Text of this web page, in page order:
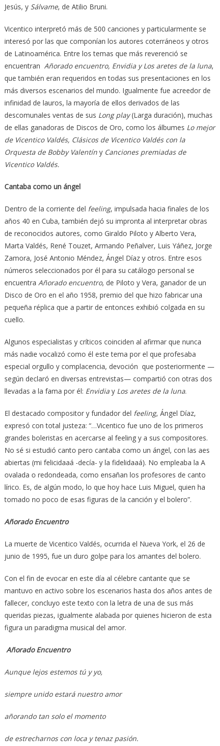
Jesús, y Sálvame, de Atilio Bruni.
Vicentico interpretó más de 500 canciones y particularmente se
interesó por las que componían los autores coterráneos y otros
de Latinoamérica. Entre los temas que más reverenció se
encuentran Añorado encuentro, Envidia y Los aretes de la luna,
que también eran requeridos en todas sus presentaciones en los
más diversos escenarios del mundo. Igualmente fue acreedor de
infinidad de lauros, la mayoría de ellos derivados de las
descomunales ventas de sus Long play(Larga duración), muchas
de ellas ganadoras de Discos de Oro, como los álbumes Lo mejor
de Vicentico Valdés, Clásicos de Vicentico Valdés con la
Orquesta de Bobby Valentín yCanciones premiadas de
Vicentico Valdés.
Cantaba como un ángel
Dentro de la corriente del feeling, impulsada hacia finales de los
años 40 en Cuba, también dejó su impronta al interpretar obras
de reconocidos autores, como Giraldo Piloto y Alberto Vera,
Marta Valdés, René Touzet, Armando Peñalver, Luis Yáñez, Jorge
Zamora, José Antonio Méndez, Ángel Díaz y otros. Entre esos
números seleccionados por él para su catálogo personal se
encuentra Añorado encuentro, de Piloto y Vera, ganador de un
Disco de Oro en el año 1958, premio del que hizo fabricar una
pequeña réplica que a partir de entonces exhibió colgada en su
cuello.
Algunos especialistas y críticos coinciden al afirmar que nunca
más nadie vocalizó como él este tema por el que profesaba
especial orgullo y complacencia, devoción que posteriormente —
según declaró en diversas entrevistas— compartió con otras dos
llevadas a la fama por él: EnvidiayLos aretes de la luna.
El destacado compositor y fundador del feeling, Ángel Díaz,
expresó con total justeza: “…Vicentico fue uno de los primeros
grandes boleristas en acercarse al feeling y a sus compositores.
No sé si estudió canto pero cantaba como un ángel, con las aes
abiertas (mi felicidaaá -decía- y la fidelidaaá). No empleaba la A
ovalada o redondeada, como ensañan los profesores de canto
lírico. Es, de algún modo, lo que hoy hace Luis Miguel, quien ha
tomado no poco de esas figuras de la canción y el bolero”.
Añorado Encuentro
La muerte de Vicentico Valdés, ocurrida el Nueva York, el 26 de
junio de 1995, fue un duro golpe para los amantes del bolero.
Con el fin de evocar en este día al célebre cantante que se
mantuvo en activo sobre los escenarios hasta dos años antes de
fallecer, concluyo este texto con la letra de una de sus más
queridas piezas, igualmente alabada por quienes hicieron de esta
figura un paradigma musical del amor.
Añorado Encuentro
Aunque lejos estemos tú y yo,
siempre unido estará nuestro amor
añorando tan solo el momento
de estrecharnos con loca y tenaz pasión.